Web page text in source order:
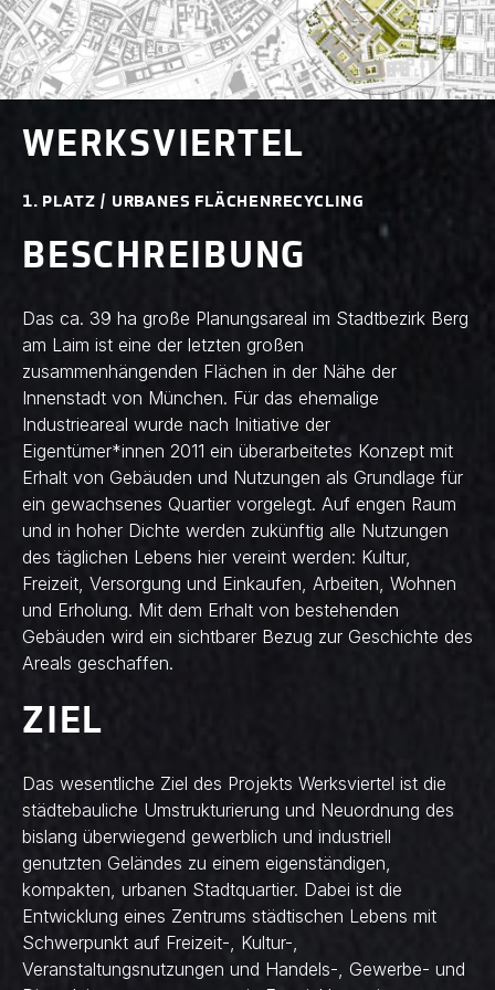
WERKSVIERTEL
1. PLATZ / URBANES FLÄCHENRECYCLING
BESCHREIBUNG
Das ca. 39 ha große Planungsareal im Stadtbezirk Berg
am Laim ist eine der letzten großen
zusammenhängenden Flächen in der Nähe der
Innenstadt von München. Für das ehemalige
Industrieareal wurde nach Initiative der
Eigentümer*innen 2011 ein überarbeitetes Konzept mit
Erhalt von Gebäuden und Nutzungen als Grundlage für
ein gewachsenes Quartier vorgelegt. Auf engen Raum
und in hoher Dichte werden zukünftig alle Nutzungen
des täglichen Lebens hier vereint werden: Kultur,
Freizeit, Versorgung und Einkaufen, Arbeiten, Wohnen
und Erholung. Mit dem Erhalt von bestehenden
Gebäuden wird ein sichtbarer Bezug zur Geschichte des
Areals geschaffen.
ZIEL
Das wesentliche Ziel des Projekts Werksviertel ist die
städtebauliche Umstrukturierung und Neuordnung des
bislang überwiegend gewerblich und industriell
genutzten Geländes zu einem eigenständigen,
kompakten, urbanen Stadtquartier. Dabei ist die
Entwicklung eines Zentrums städtischen Lebens mit
Schwerpunkt auf Freizeit-, Kultur-,
Veranstaltungsnutzungen und Handels-, Gewerbe- und